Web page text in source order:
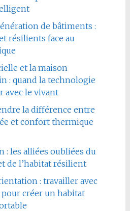
de bâtiments :
résilients face au
et la maison
: quand la technologie
avec le vivant
la différence entre
et confort thermique
: les alliées oubliées du
de l’habitat résilient
: travailler avec
créer un habitat